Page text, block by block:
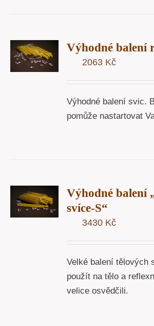
Výhodné balení
2063 Kč
Výhodné balení svic.
pomůže nastartovat
Výhodné balení
svíce-S“
3430 Kč
Velké balení tělových
použít na tělo a
velice osvědčili.